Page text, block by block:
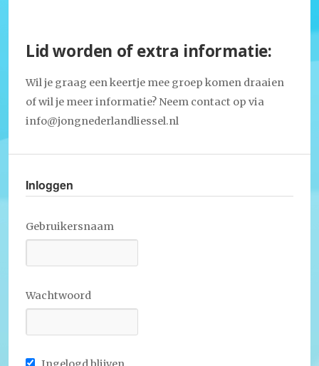
Lid worden of extra informatie:
Wil je graag een keertje mee groep komen draaien
of wil je meer informatie? Neem contact op via
info@jongnederlandliessel.nl
Inloggen
Gebruikersnaam
Wachtwoord